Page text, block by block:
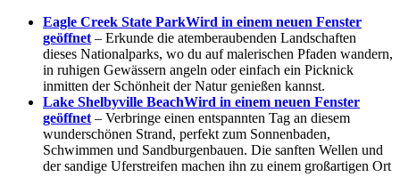
Eagle Creek State ParkWird in einem neuen Fenster
geöffnet – Erkunde die atemberaubenden Landschaften
dieses Nationalparks, wo du auf malerischen Pfaden wandern,
in ruhigen Gewässern angeln oder einfach ein Picknick
inmitten der Schönheit der Natur genießen kannst.
Lake Shelbyville BeachWird in einem neuen Fenster
geöffnet – Verbringe einen entspannten Tag an diesem
wunderschönen Strand, perfekt zum Sonnenbaden,
Schwimmen und Sandburgenbauen. Die sanften Wellen und
der sandige Uferstreifen machen ihn zu einem großartigen Ort